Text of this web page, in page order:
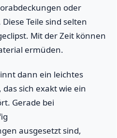
oder
Teile sind selten
Mit der Zeit können
ermüden.
dann ein leichtes
sich exakt wie ein
Gerade bei
ausgesetzt sind,